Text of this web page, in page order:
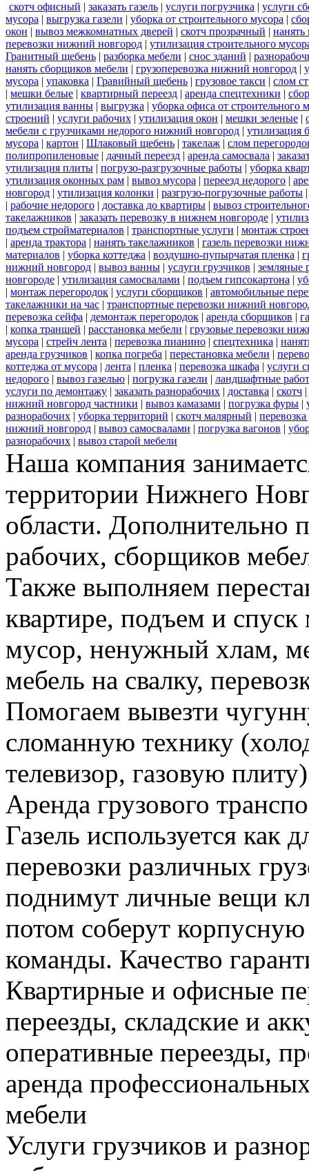
скотч офисный | заказать газель | услуги погрузчика | услуги
мусора | выгрузка газели | уборка от строительного мусора |
окон | вывоз межкомнатных дверей | скотч прозрачный | нанять
перевозки нижний новгород | утилизация строительного
Гранитный щебень | разборка мебели | снос зданий |
нанять сборщиков мебели | грузоперевозка нижний новгород |
мусора | упаковка | Гравийный щебень | грузовое такси | слом
| мешки белые | квартирный переезд | аренда спецтехники |
утилизация ванны | выгрузка | уборка офиса от строительного
строений | услуги рабочих | утилизация окон | мешки зеленые |
мебели с грузчиками недорого нижний новгород | утилизация
мусора | картон | Шлаковый щебень | такелаж | слом
полипропиленовые | дачный переезд | аренда самосвала |
утилизация плиты | погрузо-разгрузочные работы | уборка
утилизация оконных рам | вывоз мусора | переезд недорого |
новгород | утилизация колонки | разгрузо-погрузочные работы
| рабочие недорого | доставка до квартиры | вывоз
такелажников | заказать перевозку в нижнем новгороде |
подъем стройматериалов | транспортные услуги | монтаж
| аренда трактора | нанять такелажников | газель перевозки
материалов | уборка коттеджа | воздушно-пупырчатая пленка |
нижний новгород | вывоз ванны | услуги грузчиков | земляные
новгороде | утилизация самосвалами | подъем гипсокартона |
| монтаж перегородок | услуги сборщиков | автомобильные
такелажники на час | транспортные перевозки нижний
перевозка сейфа | демонтаж перегородок | аренда сборщиков |
| копка траншей | расстановка мебели | грузовые перевозки
мусора | стрейч лента | перевозка пианино | спецтехника |
аренда грузчиков | копка погреба | перестановка мебели |
коттеджа от мусора | лента | пленка | перевозка шкафа | услуги
недорого | вывоз газелью | погрузка газели | ландшафтные
услуги по демонтажу | заказать разнорабочих | доставка | скотч |
нижний новгород частники | вывоз камазами | погрузка фуры |
разнорабочих | уборка территорий | скотч малярный |
нижний новгород | вывоз самосвалами | погрузка вагонов |
разнорабочих | вывоз старой мебели
Наша компания
территории Нижнего
области. Дополнительно
рабочих, сборщиков
Также выполняем
квартире, подъем и
мусор, ненужный хлам,
мебель на свалку,
Помогаем вывезти
сломанную технику
телевизор, газовую плиту)
Аренда грузового
Газель используется как
перевозки различных
поднимут личные вещи
потом соберут
команды. Качество
Квартирные и офисные
переезды, складские и
оперативные переезды,
аренда
мебели
Услуги грузчиков и